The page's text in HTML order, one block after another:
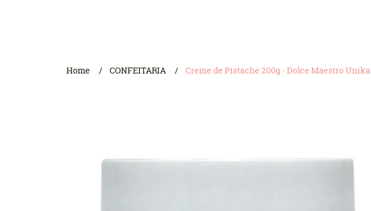
Home CONFEITARIA Creme de Pistache 200g - Dolce Maestro Unika